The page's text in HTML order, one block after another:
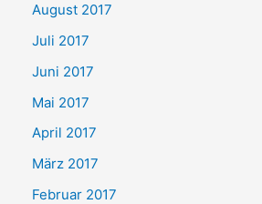
August 2017
Juli 2017
Juni 2017
Mai 2017
April 2017
März 2017
Februar 2017